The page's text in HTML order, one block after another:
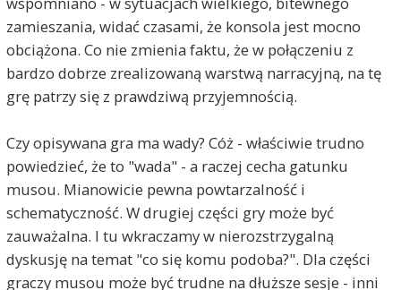
zamieszania, widać czasami, że konsola jest mocno
obciążona. Co nie zmienia faktu, że w połączeniu z
bardzo dobrze zrealizowaną warstwą narracyjną, na tę
grę patrzy się z prawdziwą przyjemnością.
Czy opisywana gra ma wady? Cóż - właściwie trudno
powiedzieć, że to "wada" - a raczej cecha gatunku
musou. Mianowicie pewna powtarzalność i
schematyczność. W drugiej części gry może być
zauważalna. I tu wkraczamy w nierozstrzygalną
dyskusję na temat "co się komu podoba?". Dla części
graczy musou może być trudne na dłuższe sesje - inni